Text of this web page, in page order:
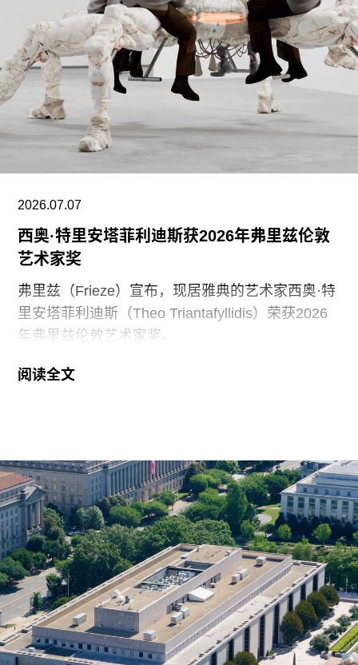
Jesus）。
吉奥尼在新美术馆策划了众多重要展览，包括具有
里程碑意义的群展“自然之后”（After Nature ，
2008）和“怀旧东方”（Ostalgia ，2011），以及目
前正在展出的“新人类：未来的记忆”（New
Humans: Memories of the Future），这也是该机
2026.07.07
西奥·特里安塔菲利迪斯获2026年弗里兹伦敦
艺术家奖
弗里兹（Frieze）宣布，现居雅典的艺术家西奥·特
里安塔菲利迪斯（Theo Triantafyllidis）荣获2026
年弗里兹伦敦艺术家奖。
特里安塔菲利迪斯的教育背景为建筑，其创作实践
的巨型蜘蛛，将在今年10月14日至18日于摄政公园
举行的弗里兹伦敦艺术展上亮相。
今年该奖项由谷歌艺术与文化（Google Arts &
Culture）合作颁发，并与非营利组织Forma共同委
任与制作。根据新闻稿，该奖项旨在邀请艺术家“将
包括人工智能在内的先进技术作为协作工具进行实
验”。特里安塔菲利迪斯与谷歌艺术与文化合作，将
这件蜘蛛形雕塑设计为一种多人互动游戏，让参与
者有机会“无需借助传统沟通方式，即可解锁不同的
阅读全文